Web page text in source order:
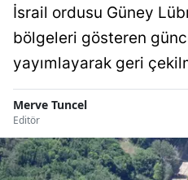
İsrail ordusu Güney
bölgeleri gösteren
yayımlayarak geri
Merve Tuncel
Editör